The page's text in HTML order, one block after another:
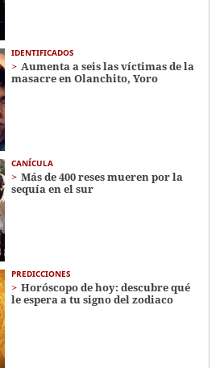
IDENTIFICADOS
Aumenta a seis las víctimas de la
masacre en Olanchito, Yoro
CANÍCULA
Más de 400 reses mueren por la
sequía en el sur
PREDICCIONES
Horóscopo de hoy: descubre qué
le espera a tu signo del zodiaco